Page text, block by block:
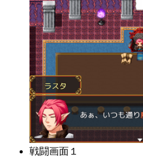
戦闘画面１